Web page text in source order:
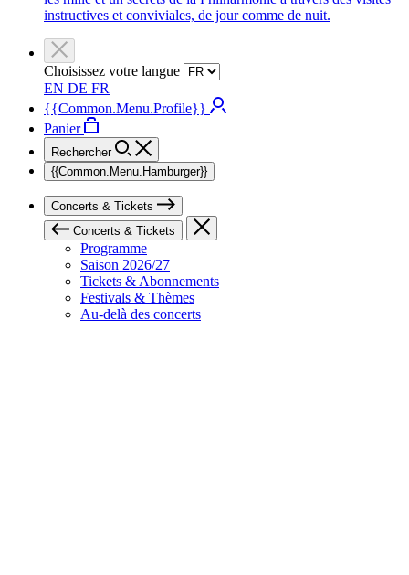
instructives et conviviales, de jour comme de nuit.
Choisissez votre langue
EN DE FR
{{Common.Menu.Profile}}
Panier
Rechercher
{{Common.Menu.Hamburger}}
Concerts & Tickets
Concerts & Tickets
Programme
Saison 2026/27
Tickets & Abonnements
Festivals & Thèmes
Au-delà des concerts